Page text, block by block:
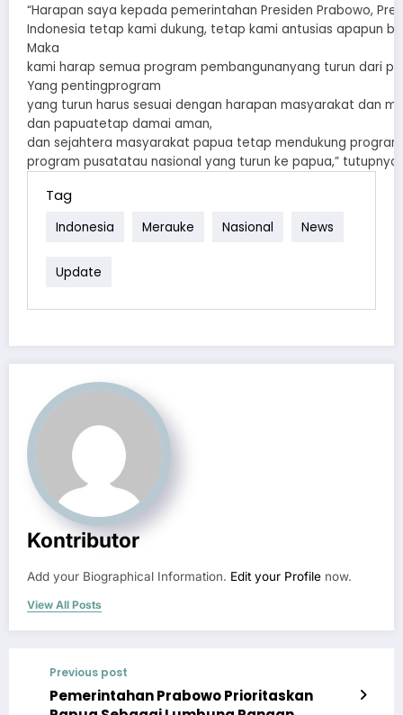
“Harapan saya kepada pemerintahan Presiden Prabowo,
Indonesia tetap kami dukung, tetap kami antusias apapun
Maka
kami harap semua program pembangunanyang turun dari
Yang pentingprogram
yang turun harus sesuai dengan harapan masyarakat dan
dan papuatetap damai aman,
dan sejahtera masyarakat papua tetap mendukung
program pusatatau nasional yang turun ke papua,” tutupnya.
Tag
Indonesia Merauke Nasional News
Update
Kontributor
Add your Biographical Information. Edit your Profile now.
View All Posts
Previous post
Pemerintahan Prabowo Prioritaskan